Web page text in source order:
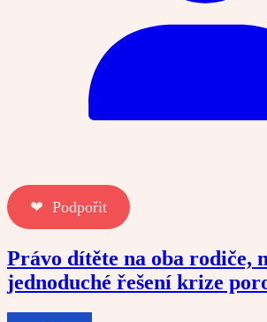
❤︎ Podpořit
Právo dítěte na oba rodiče,
jednoduché řešení krize